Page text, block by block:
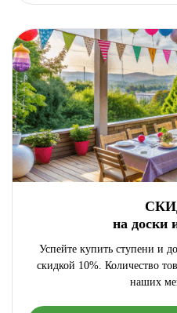
на доски
Успейте купить ступени и
скидкой 10%. Количество
наших